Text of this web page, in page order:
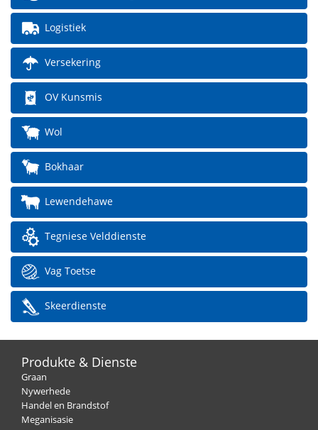
Logistiek
Versekering
OV Kunsmis
Wol
Bokhaar
Lewendehawe
Tegniese Velddienste
Vag Toetse
Skeerdienste
Produkte & Dienste
Graan
Nywerhede
Handel en Brandstof
Meganisasie